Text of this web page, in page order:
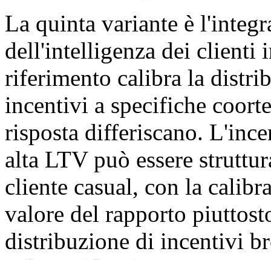
La quinta variante è
dell'intelligenza dei clienti
riferimento calibra la
incentivi a specifiche
risposta differiscano.
alta LTV può essere
cliente casual, con la
valore del rapporto
distribuzione di incentivi